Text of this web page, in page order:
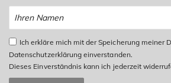
Ich erkläre mich mit der Speicherung meiner
Datenschutzerklärung einverstanden.
Dieses Einverständnis kann ich jederzeit